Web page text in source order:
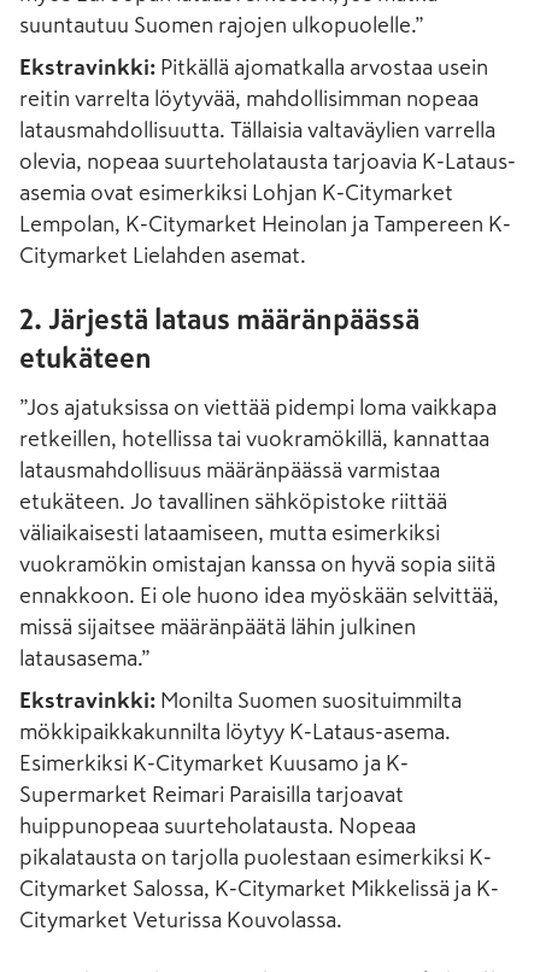
suuntautuu Suomen rajojen ulkopuolelle.”
Ekstravinkki: Pitkällä ajomatkalla arvostaa usein
reitin varrelta löytyvää, mahdollisimman nopeaa
latausmahdollisuutta. Tällaisia valtaväylien varrella
olevia, nopeaa suurteholatausta tarjoavia K-Lataus-
asemia ovat esimerkiksi Lohjan K-Citymarket
Lempolan, K-Citymarket Heinolan ja Tampereen K-
Citymarket Lielahden asemat.
2. Järjestä lataus määränpäässä
etukäteen
”Jos ajatuksissa on viettää pidempi loma vaikkapa
retkeillen, hotellissa tai vuokramökillä, kannattaa
latausmahdollisuus määränpäässä varmistaa
etukäteen. Jo tavallinen sähköpistoke riittää
väliaikaisesti lataamiseen, mutta esimerkiksi
vuokramökin omistajan kanssa on hyvä sopia siitä
ennakkoon. Ei ole huono idea myöskään selvittää,
missä sijaitsee määränpäätä lähin julkinen
latausasema.”
Ekstravinkki: Monilta Suomen suosituimmilta
mökkipaikkakunnilta löytyy K-Lataus-asema.
Esimerkiksi K-Citymarket Kuusamo ja K-
Supermarket Reimari Paraisilla tarjoavat
huippunopeaa suurteholatausta. Nopeaa
pikalatausta on tarjolla puolestaan esimerkiksi K-
Citymarket Salossa, K-Citymarket Mikkelissä ja K-
Citymarket Veturissa Kouvolassa.